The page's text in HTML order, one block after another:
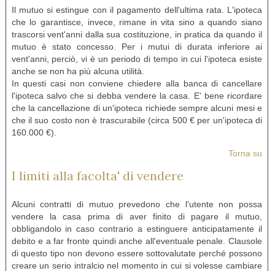
Il mutuo si estingue con il pagamento dell'ultima rata. L'ipoteca
che lo garantisce, invece, rimane in vita sino a quando siano
trascorsi vent'anni dalla sua costituzione, in pratica da quando il
mutuo è stato concesso. Per i mutui di durata inferiore ai
vent'anni, perciò, vi è un periodo di tempo in cui l'ipoteca esiste
anche se non ha più alcuna utilità.
In questi casi non conviene chiedere alla banca di cancellare
l'ipoteca salvo che si debba vendere la casa. E' bene ricordare
che la cancellazione di un'ipoteca richiede sempre alcuni mesi e
che il suo costo non è trascurabile (circa 500 € per un'ipoteca di
160.000 €).
Torna su
I limiti alla facolta' di vendere
Alcuni contratti di mutuo prevedono che l'utente non possa
vendere la casa prima di aver finito di pagare il mutuo,
obbligandolo in caso contrario a estinguere anticipatamente il
debito e a far fronte quindi anche all'eventuale penale. Clausole
di questo tipo non devono essere sottovalutate perché possono
creare un serio intralcio nel momento in cui si volesse cambiare